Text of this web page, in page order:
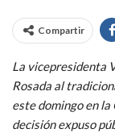
Compartir
La vicepresidenta
Rosada al
este domingo en
decisión expuso